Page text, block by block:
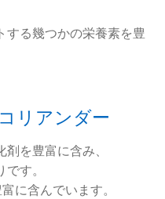
する幾つかの栄養素を豊
リアンダー
を豊富に含み、
す。
に含んでいます。